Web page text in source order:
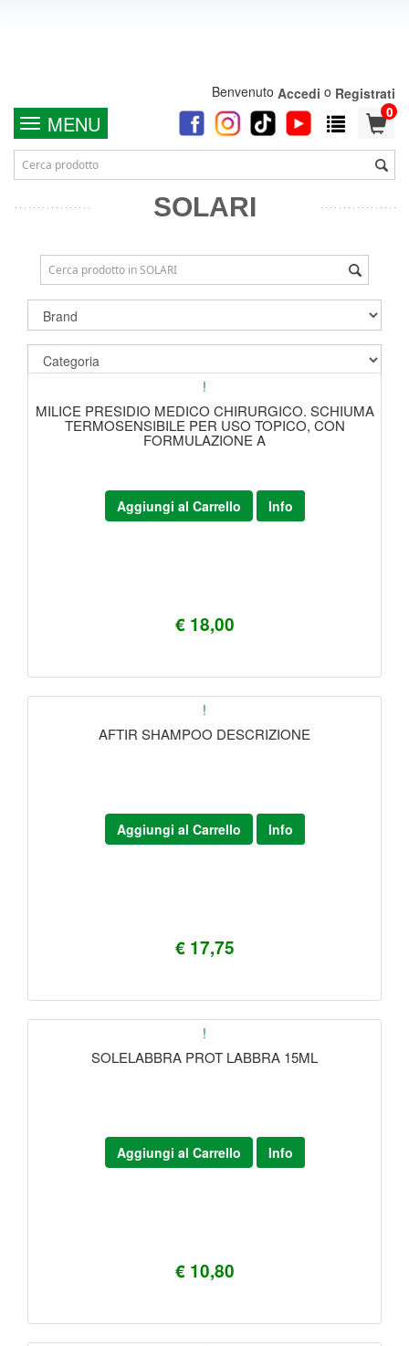
Benvenuto Accedi o Registrati
0
MENU
SOLARI
!
MILICE PRESIDIO MEDICO CHIRURGICO. SCHIUMA
TERMOSENSIBILE PER USO TOPICO, CON
FORMULAZIONE A
€ 18,00
Aggiungi al Carrello Info
!
AFTIR SHAMPOO DESCRIZIONE
€ 17,75
Aggiungi al Carrello Info
!
SOLELABBRA PROT LABBRA 15ML
€ 10,80
Aggiungi al Carrello Info